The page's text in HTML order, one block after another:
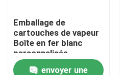
Maison
Emballage de
cartouches de vapeur
Boîte en fer blanc
personnalisée
envoyer une